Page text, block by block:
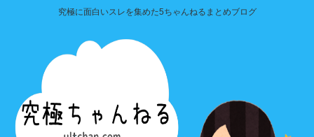
究極に面白いスレを集めた5ちゃんねるまとめブログ